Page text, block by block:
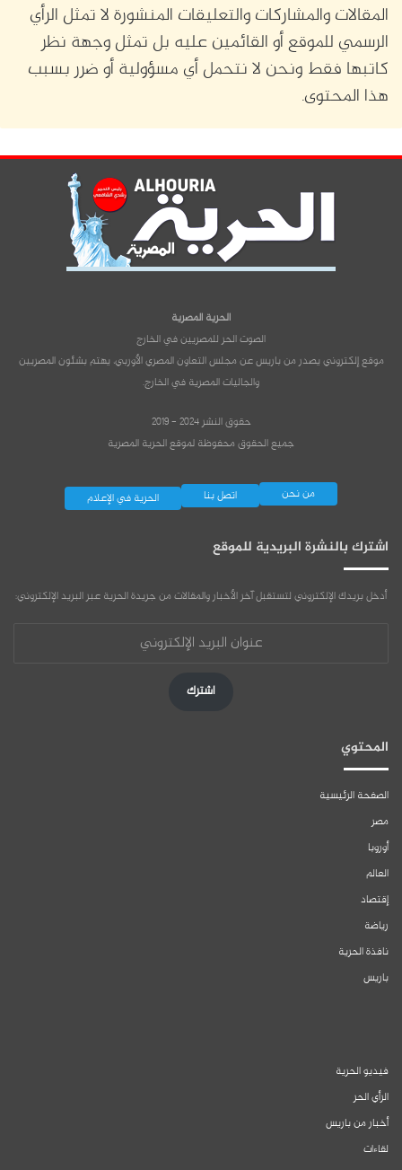
المقالات والمشاركات والتعليقات المنشورة لا تمثل الرأي
الرسمي للموقع أو القائمين عليه بل تمثل وجهة نظر
كاتبها فقط ونحن لا نتحمل أي مسؤولية أو ضرر بسبب
هذا المحتوى.
الحرية المصرية
الصوت الحر للمصريين في الخارج
موقع إلكتروني يصدر من باريس عن مجلس التعاون المصري الأوربي، يهتم بشئون المصريين
والجاليات المصرية في الخارج.
حقوق النشر 2024 - 2019
جميع الحقوق محفوظة لموقع الحرية المصرية
من نحن اتصل بنا الحرية في الإعلام
اشترك بالنشرة البريدية للموقع
أدخل بريدك الإلكتروني لتستقبل آخر الأخبار والمقالات من جريدة الحرية عبر البريد الإلكتروني:
اشترك
المحتوي
الصفحة الرئيسية
مصر
أوروبا
العالم
إقتصاد
رياضة
نافذة الحرية
باريس
فيديو الحرية
الرأي الحر
أخبار من باريس
لقاءات